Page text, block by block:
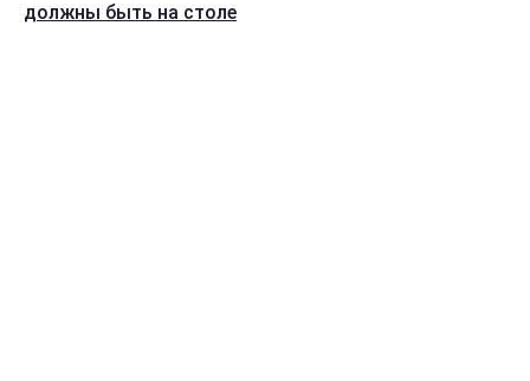
должны быть на столе